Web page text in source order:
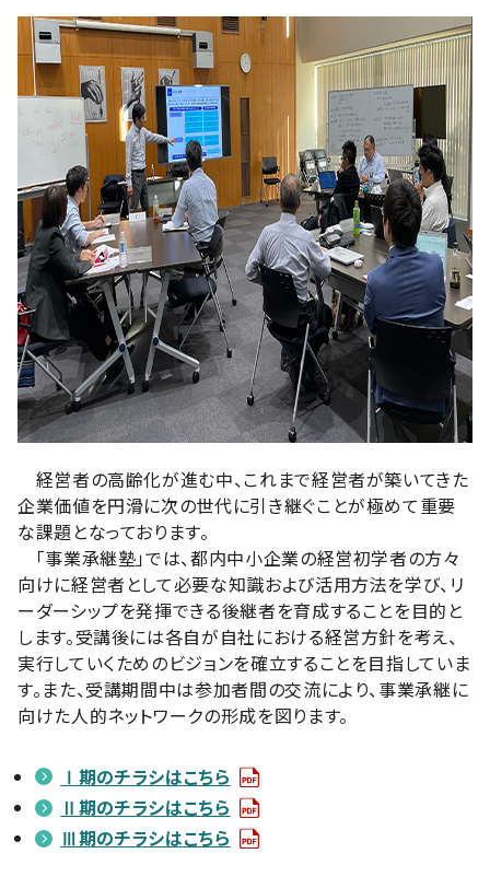
経営者の高齢化が進む中、これまで経営者が築いてきた
企業価値を円滑に次の世代に引き継ぐことが極めて重要
な課題となっております。
「事業承継塾」では、都内中小企業の経営初学者の方々
向けに経営者として必要な知識および活用方法を学び、リ
ーダーシップを発揮できる後継者を育成することを目的と
します。受講後には各自が自社における経営方針を考え、
実行していくためのビジョンを確立することを目指していま
す。また、受講期間中は参加者間の交流により、事業承継に
向けた人的ネットワークの形成を図ります。
Ⅰ期のチラシはこちら
Ⅱ期のチラシはこちら
Ⅲ期のチラシはこちら